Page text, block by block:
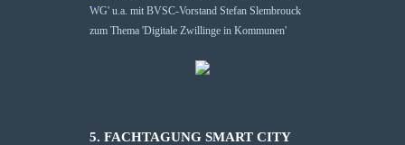
5. FACHTAGUNG SMART CITY